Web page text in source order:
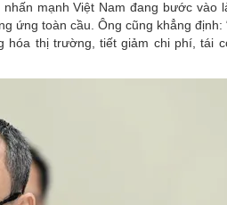
mạnh Việt Nam đang bước vào
ứng toàn cầu. Ông cũng khẳng định:
hóa thị trường, tiết giảm chi phí, tái